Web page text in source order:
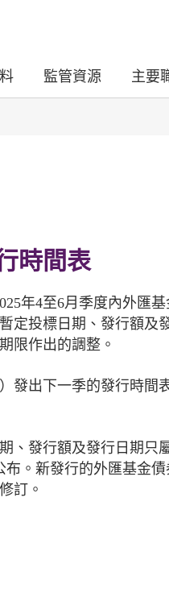
監管資源 主要
時間表
年4至6月季度內外匯
定投標日期、發行額及
限作出的調整。
發出下一季的發行時間
、發行額及發行日期只
。新發行的外匯基金
訂。